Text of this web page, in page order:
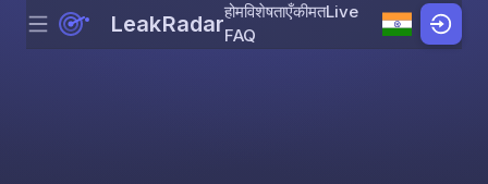
Skip to content
Menu LeakRadarहोमविशेषताएँकीमतLive
FAQ